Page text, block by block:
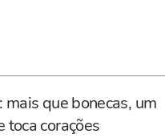
mais que bonecas, um
toca corações